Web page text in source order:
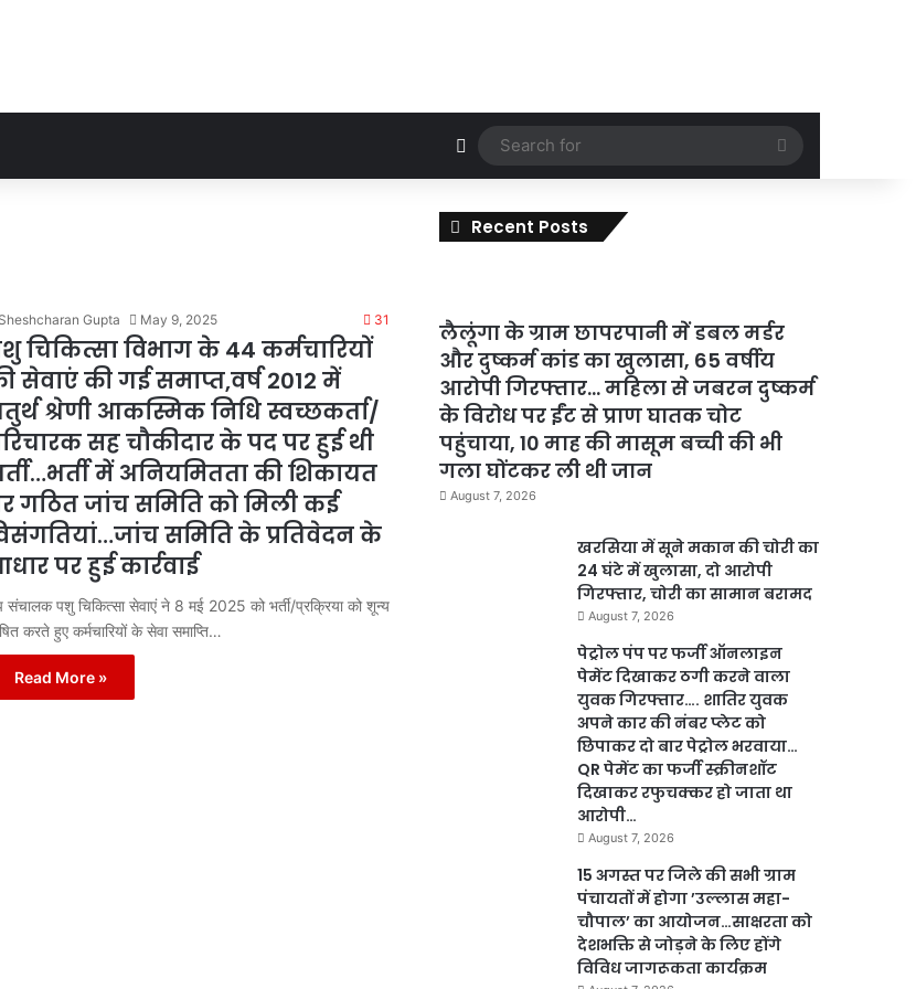
Random Article
Search
for
Sheshcharan Gupta May 9, 2025 31
चिकित्सा विभाग के 44 कर्मचारियों
सेवाएं की गई समाप्त,वर्ष 2012 में
श्रेणी आकस्मिक निधि स्वच्छकर्ता/
सह चौकीदार के पद पर हुई थी
में अनियमितता की शिकायत
गठित जांच समिति को मिली कई
समिति के प्रतिवेदन के
पर हुई कार्रवाई
संचालक पशु चिकित्सा सेवाएं ने 8 मई 2025 को भर्ती/प्रक्रिया को शून्य
करते हुए कर्मचारियों के सेवा समाप्ति…
Read More »
Recent Posts
लैलूंगा के ग्राम छापरपानी में डबल मर्डर
और दुष्कर्म कांड का खुलासा, 65 वर्षीय
आरोपी गिरफ्तार… महिला से जबरन दुष्कर्म
के विरोध पर ईंट से प्राण घातक चोट
पहुंचाया, 10 माह की मासूम बच्ची की भी
गला घोंटकर ली थी जान
August 7, 2026
खरसिया में सूने मकान की चोरी का
24 घंटे में खुलासा, दो आरोपी
गिरफ्तार, चोरी का सामान बरामद
August 7, 2026
पेट्रोल पंप पर फर्जी ऑनलाइन
पेमेंट दिखाकर ठगी करने वाला
युवक गिरफ्तार…. शातिर युवक
अपने कार की नंबर प्लेट को
छिपाकर दो बार पेट्रोल भरवाया…
QR पेमेंट का फर्जी स्क्रीनशॉट
दिखाकर रफुचक्कर हो जाता था
आरोपी…
August 7, 2026
15 अगस्त पर जिले की सभी ग्राम
पंचायतों में होगा ’उल्लास महा-
चौपाल’ का आयोजन…साक्षरता को
देशभक्ति से जोड़ने के लिए होंगे
विविध जागरूकता कार्यक्रम